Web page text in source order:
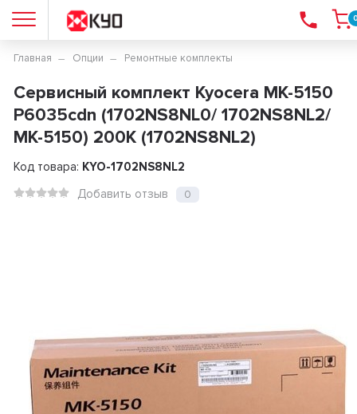
Главная Опции Ремонтные комплекты
Сервисный комплект Kyocera MK-5150
P6035cdn (1702NS8NL0/ 1702NS8NL2/
MK-5150) 200K (1702NS8NL2)
Код товара: KYO-1702NS8NL2
Добавить отзыв
0